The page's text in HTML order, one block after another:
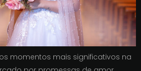
momentos mais significativos na